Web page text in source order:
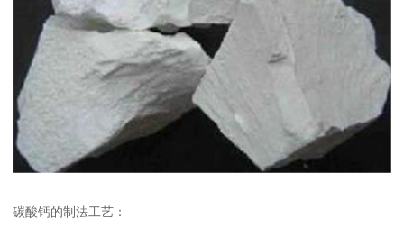
碳酸钙的制法工艺：